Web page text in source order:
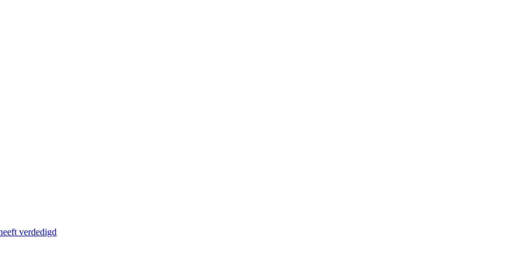
verdedigd